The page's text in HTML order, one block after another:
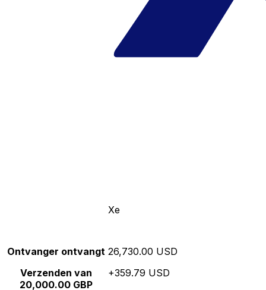
Xe
Ontvanger ontvangt
Verzenden van
20,000.00 GBP
26,730.00 USD
+359.79 USD